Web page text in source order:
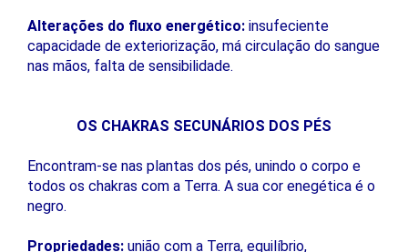
Alterações do fluxo energético: insufeciente
capacidade de exteriorização, má circulação do sangue
nas mãos, falta de sensibilidade.
OS CHAKRAS SECUNÁRIOS DOS PÉS
Encontram-se nas plantas dos pés, unindo o corpo e
todos os chakras com a Terra. A sua cor enegética é o
negro.
Propriedades: união com a Terra, equilíbrio,